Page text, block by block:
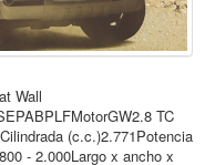
Wall
TC
(c.c.)2.771Potencia
- 2.000Largo x ancho x